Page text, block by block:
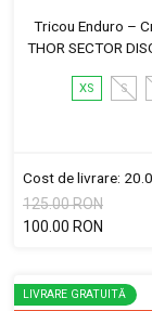
Tricou Enduro –
THOR SECTOR
XS S
Cost de livrare:
125.00 RON
100.00 RON
LIVRARE GRATUITĂ